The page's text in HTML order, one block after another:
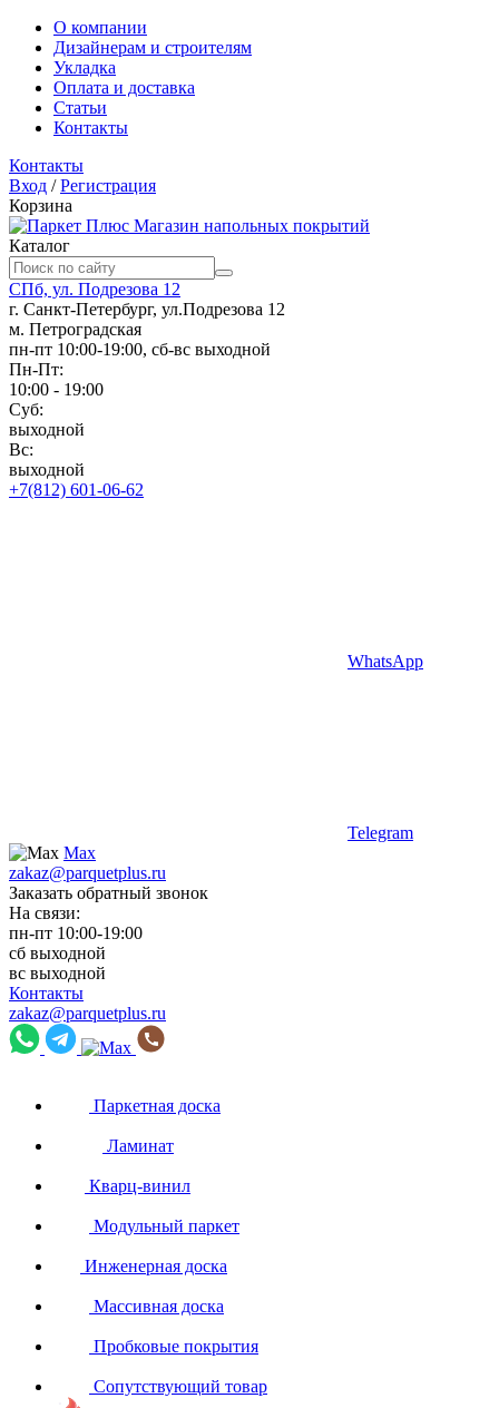
О компании
Дизайнерам и строителям
Укладка
Оплата и доставка
Статьи
Контакты
Контакты
Вход /Регистрация
Корзина
Магазин напольных покрытий
Каталог
СПб, ул. Подрезова 12
г. Санкт-Петербург, ул.Подрезова 12
м. Петроградская
пн-пт 10:00-19:00, сб-вс выходной
Пн-Пт:
10:00 - 19:00
Суб:
выходной
Вс:
выходной
+7(812) 601-06-62
WhatsApp
Telegram
Max
zakaz@parquetplus.ru
Заказать обратный звонок
На связи:
пн-пт 10:00-19:00
сб выходной
вс выходной
Контакты
zakaz@parquetplus.ru
Паркетная доска
Ламинат
Кварц-винил
Модульный паркет
Инженерная доска
Массивная доска
Пробковые покрытия
Сопутствующий товар